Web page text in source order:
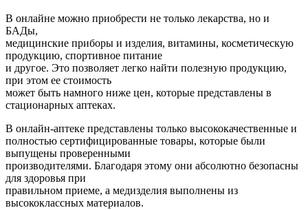
В онлайне можно приобрести не только лекарства, но и
БАДы,
медицинские приборы и изделия, витамины, косметическую
продукцию, спортивное питание
и другое. Это позволяет легко найти полезную продукцию,
при этом ее стоимость
может быть намного ниже цен, которые представлены в
стационарных аптеках.
В онлайн-аптеке представлены только высококачественные и
полностью сертифицированные товары, которые были
выпущены проверенными
производителями. Благодаря этому они абсолютно безопасны
для здоровья при
правильном приеме, а медизделия выполнены из
высококлассных материалов.